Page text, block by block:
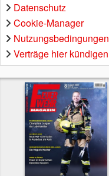
Datenschutz
Cookie-Manager
Nutzungsbedingungen
Verträge hier kündigen